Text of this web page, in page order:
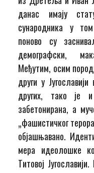
данас имају
сународника у
поново су
демографски,
Међутим, осим
други у
других, тако је
забетонирана, а
„фашистичког
објашњавано.
мера идеолошке
Титовој